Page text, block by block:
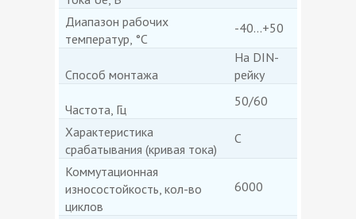
Диапазон рабочих
температур, °C
-40...+50
Способ монтажа
На DIN-
рейку
Частота, Гц
50/60
Характеристика
срабатывания (кривая тока)
C
Коммутационная
износостойкость, кол-во
циклов
6000